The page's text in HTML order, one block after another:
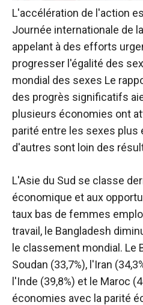
L'accélération de l'action
Journée internationale de
appelant à des efforts
progresser l'égalité des
mondial des sexes Le
des progrès significatifs
plusieurs économies ont
parité entre les sexes plus
d'autres sont loin des
L'Asie du Sud se classe
économique et aux
taux bas de femmes
travail, le Bangladesh
le classement mondial. Le
Soudan (33,7%), l'Iran
l'Inde (39,8%) et le Maroc
économies avec la parité